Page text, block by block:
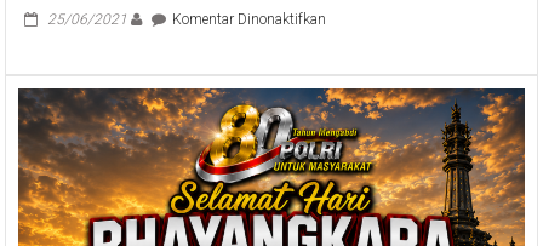
25/06/2021 Komentar Dinonaktifkan
Mekepung,
Ny
Putri
Koster
Ajak
PKK
Berikan